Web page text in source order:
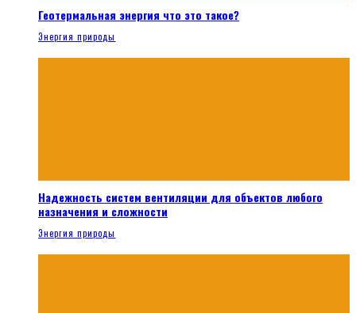
Геотермальная энергия что это такое?
Энергия природы
Надежность систем вентиляции для объектов любого
назначения и сложности
Энергия природы